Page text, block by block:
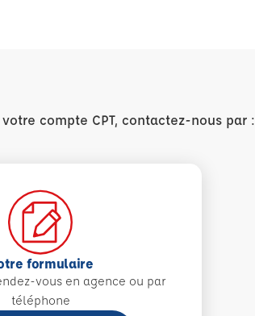
compte CPT, contactez-nous par :
formulaire
vous en agence ou par
téléphone